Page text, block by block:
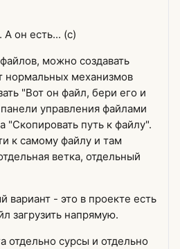
он есть... (с)
можно создавать
нормальных механизмов
"Вот он файл, бери его и
управления файлами
"Скопировать путь к файлу".
к самому файлу и там
ветка, отдельный
вариант - это в проекте есть
загрузить напрямую.
отдельно сурсы и отдельно